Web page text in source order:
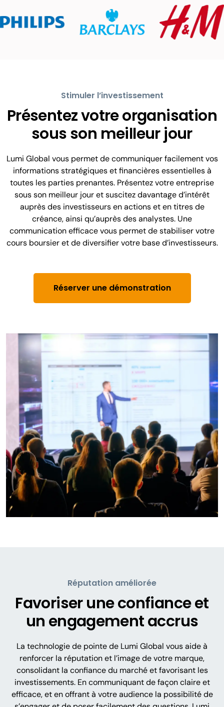
Stimuler l’investissement
Présentez votre organisation
sous son meilleur jour
Lumi Global vous permet de communiquer facilement vos
informations stratégiques et financières essentielles à
toutes les parties prenantes. Présentez votre entreprise
sous son meilleur jour et suscitez davantage d’intérêt
auprès des investisseurs en actions et en titres de
créance, ainsi qu’auprès des analystes. Une
communication efficace vous permet de stabiliser votre
cours boursier et de diversifier votre base d’investisseurs.
Réserver une démonstration
Réputation améliorée
Favoriser une confiance et
un engagement accrus
La technologie de pointe de Lumi Global vous aide à
renforcer la réputation et l’image de votre marque,
consolidant la confiance du marché et favorisant les
investissements. En communiquant de façon claire et
efficace, et en offrant à votre audience la possibilité de